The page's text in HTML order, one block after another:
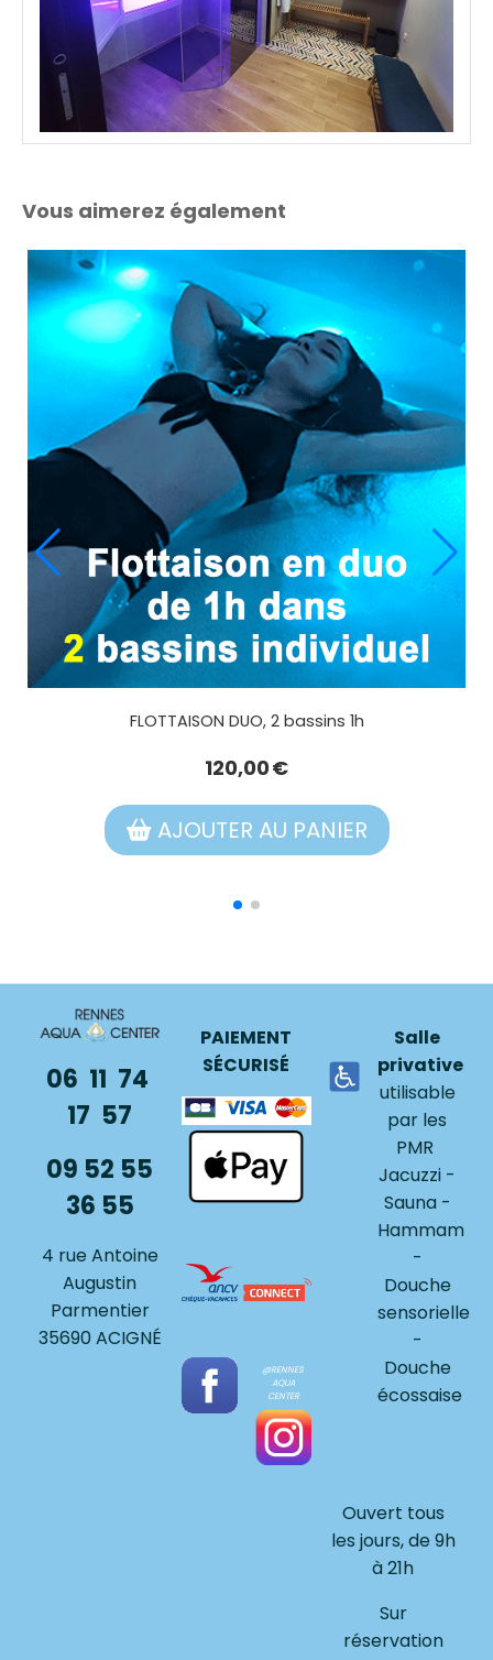
Vous aimerez également
DUO, 2 bassins 1h
AU PANIER
FLOTTAISON
06 11 74
17 57
09 52 55
36 55
4 rue Antoine
Augustin
Parmentier
35690 ACIGNÉ
PAIEMENT
SÉCURISÉ
@RENNES
AQUA
CENTER
Salle
privative
utilisable
par les
PMR
Jacuzzi -
Sauna -
Hammam
-
Douche
sensorielle
-
Douche
écossaise
Ouvert tous
les jours, de 9h
à 21h
Sur
réservation